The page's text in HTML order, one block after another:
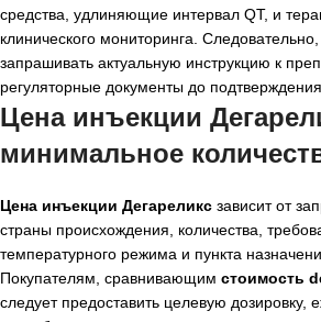
средства, удлиняющие интервал QT, и
клинического мониторинга.
запрашивать актуальную инструкцию к
регуляторные документы до подтверждения
Цена инъекции
минимальное
Цена инъекции Дегареликс зависит от
страны происхождения, количества,
температурного режима и пункта
Покупателям, сравнивающим стоимость
следует предоставить целевую дозировку,